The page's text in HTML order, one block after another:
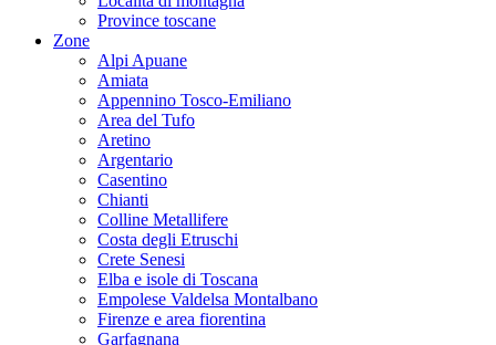
Province toscane
Zone
Alpi Apuane
Amiata
Appennino Tosco-Emiliano
Area del Tufo
Aretino
Argentario
Casentino
Chianti
Colline Metallifere
Costa degli Etruschi
Crete Senesi
Elba e isole di Toscana
Empolese Valdelsa Montalbano
Firenze e area fiorentina
Garfagnana